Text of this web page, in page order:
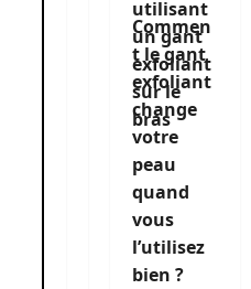
Commen
t le gant
exfoliant
change
votre
peau
quand
vous
l’utilisez
bien ?